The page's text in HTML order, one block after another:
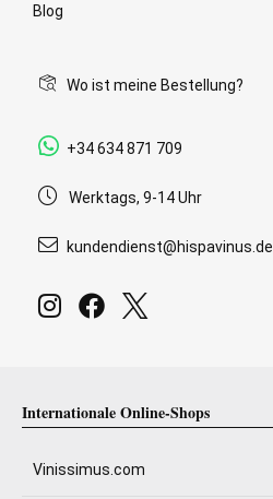
Blog
Wo ist meine Bestellung?
+34 634 871 709
Werktags, 9-14 Uhr
kundendienst@hispavinus.de
Internationale Online-Shops
Vinissimus.com